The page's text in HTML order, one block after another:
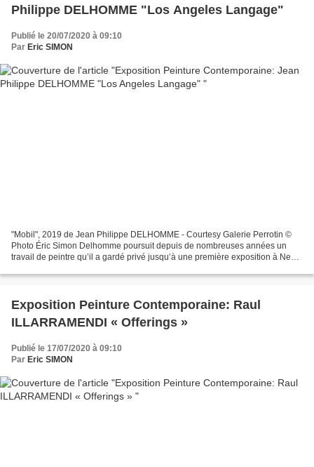
Philippe DELHOMME "Los Angeles Langage"
Publié le 20/07/2020 à 09:10
Par Eric SIMON
"Mobil", 2019 de Jean Philippe DELHOMME - Courtesy Galerie Perrotin ©
Photo Éric Simon Delhomme poursuit depuis de nombreuses années un
travail de peintre qu’il a gardé privé jusqu’à une première exposition à New
Exposition Peinture Contemporaine: Raul
ILLARRAMENDI « Offerings »
Publié le 17/07/2020 à 09:10
Par Eric SIMON